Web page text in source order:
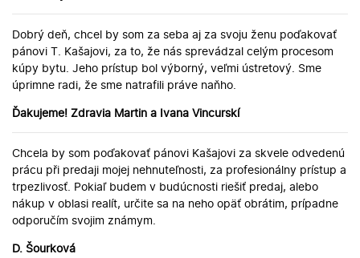
Dobrý deň, chcel by som za seba aj za svoju ženu poďakovať
pánovi T. Kašajovi, za to, že nás sprevádzal celým procesom
kúpy bytu. Jeho prístup bol výborný, veľmi ústretový. Sme
úprimne radi, že sme natrafili práve naňho.
Ďakujeme! Zdravia Martin a Ivana Vincurskí
Chcela by som poďakovať pánovi Kašajovi za skvele odvedenú
prácu při predaji mojej nehnuteľnosti, za profesionálny prístup a
trpezlivosť. Pokiaľ budem v budúcnosti riešiť predaj, alebo
nákup v oblasi realít, určite sa na neho opäť obrátim, prípadne
odporučím svojim známym.
D. Šourková